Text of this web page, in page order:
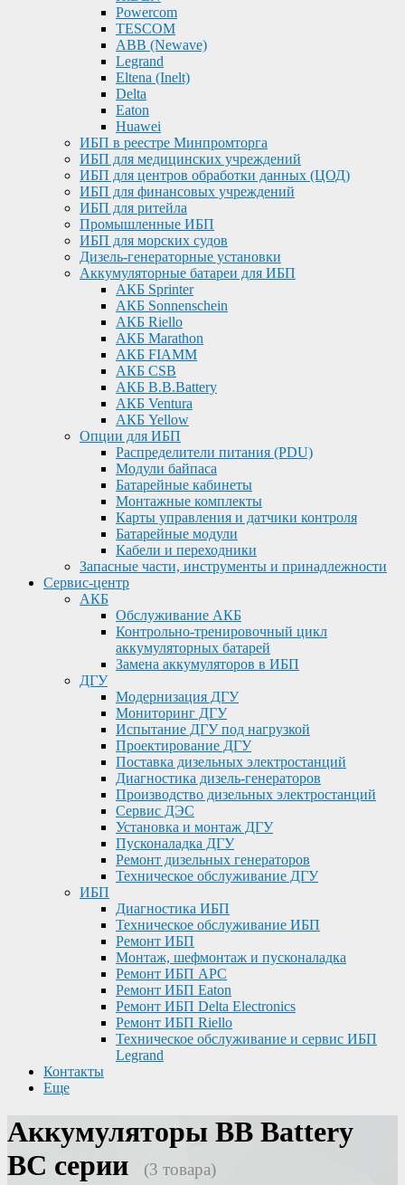
Powercom
TESCOM
ABB (Newave)
Legrand
Eltena (Inelt)
Delta
Eaton
Huawei
ИБП в реестре Минпромторга
ИБП для медицинских учреждений
ИБП для центров обработки данных (ЦОД)
ИБП для финансовых учреждений
ИБП для ритейла
Промышленные ИБП
ИБП для морских судов
Дизель-генераторные установки
Аккумуляторные батареи для ИБП
АКБ Sprinter
АКБ Sonnenschein
АКБ Riello
АКБ Marathon
АКБ FIAMM
АКБ CSB
АКБ B.B.Battery
АКБ Ventura
АКБ Yellow
Опции для ИБП
Распределители питания (PDU)
Модули байпаса
Батарейные кабинеты
Монтажные комплекты
Карты управления и датчики контроля
Батарейные модули
Кабели и переходники
Запасные части, инструменты и принадлежности
Сервис-центр
АКБ
Обслуживание АКБ
Контрольно-тренировочный цикл
аккумуляторных батарей
Замена аккумуляторов в ИБП
ДГУ
Модернизация ДГУ
Мониторинг ДГУ
Испытание ДГУ под нагрузкой
Проектирование ДГУ
Поставка дизельных электростанций
Диагностика дизель-генераторов
Производство дизельных электростанций
Сервис ДЭС
Установка и монтаж ДГУ
Пусконаладка ДГУ
Ремонт дизельных генераторов
Техническое обслуживание ДГУ
ИБП
Диагностика ИБП
Техническое обслуживание ИБП
Ремонт ИБП
Монтаж, шефмонтаж и пусконаладка
Ремонт ИБП APC
Ремонт ИБП Eaton
Ремонт ИБП Delta Electronics
Ремонт ИБП Riello
Техническое обслуживание и сервис ИБП
Legrand
Контакты
Еще
Аккумуляторы BB Battery
BC серии
(3 товара)